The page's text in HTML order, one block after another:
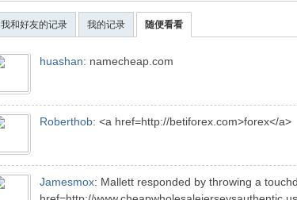
我和好友的记录 我的记录 随便看看
huashan: namecheap.com
Roberthob:<a href=http://betiforex.com>forex</a>
Jamesmox: Mallett responded by throwing a